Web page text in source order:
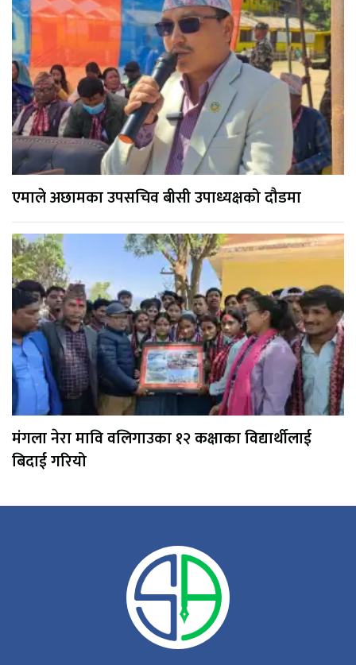
एमाले अछामका उपसचिव बीसी उपाध्यक्षको दौडमा
मंगला नेरा मावि वलिगाउका १२ कक्षाका विद्यार्थीलाई
बिदाई गरियो